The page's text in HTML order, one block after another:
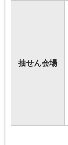
抽せん会場